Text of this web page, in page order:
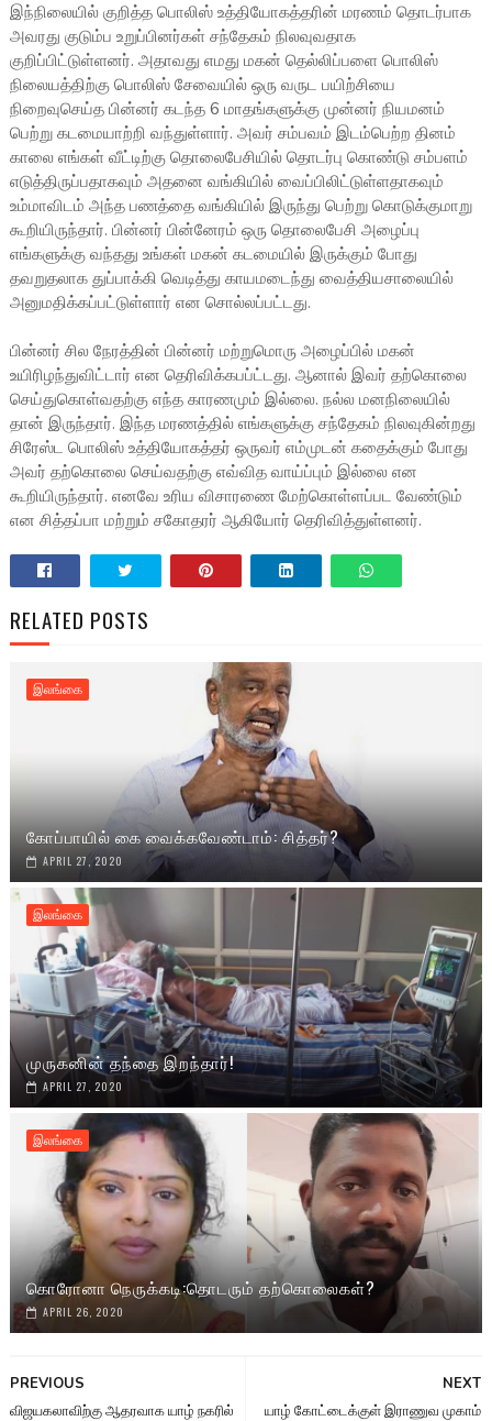
இந்நிலையில் குறித்த பொலிஸ் உத்தியோகத்தரின் மரணம் தொடர்பாக
அவரது குடும்ப உறுப்பினர்கள் சந்தேகம் நிலவுவதாக
குறிப்பிட்டுள்ளனர். அதாவது எமது மகன் தெல்லிப்பளை பொலிஸ்
நிலையத்திற்கு பொலிஸ் சேவையில் ஒரு வருட பயிற்சியை
நிறைவுசெய்த பின்னர் கடந்த 6 மாதங்களுக்கு முன்னர் நியமனம்
பெற்று கடமையாற்றி வந்துள்ளார். அவர் சம்பவம் இடம்பெற்ற தினம்
காலை எங்கள் வீட்டிற்கு தொலைபேசியில் தொடர்பு கொண்டு சம்பளம்
எடுத்திருப்பதாகவும் அதனை வங்கியில் வைப்பிலிட்டுள்ளதாகவும்
உம்மாவிடம் அந்த பணத்தை வங்கியில் இருந்து பெற்று கொடுக்குமாறு
கூறியிருந்தார். பின்னர் பின்னேரம் ஒரு தொலைபேசி அழைப்பு
எங்களுக்கு வந்தது உங்கள் மகன் கடமையில் இருக்கும் போது
தவறுதலாக துப்பாக்கி வெடித்து காயமடைந்து வைத்தியசாலையில்
அனுமதிக்கப்பட்டுள்ளார் என சொல்லப்பட்டது.
பின்னர் சில நேரத்தின் பின்னர் மற்றுமொரு அழைப்பில் மகன்
உயிரிழந்துவிட்டார் என தெரிவிக்கபப்ட்டது. ஆனால் இவர் தற்கொலை
செய்துகொள்வதற்கு எந்த காரணமும் இல்லை. நல்ல மனநிலையில்
தான் இருந்தார். இந்த மரணத்தில் எங்களுக்கு சந்தேகம் நிலவுகின்றது
சிரேஸ்ட பொலிஸ் உத்தியோகத்தர் ஒருவர் எம்முடன் கதைக்கும் போது
அவர் தற்கொலை செய்வதற்கு எவ்வித வாய்ப்பும் இல்லை என
கூறியிருந்தார். எனவே உரிய விசாரணை மேற்கொள்ளப்பட வேண்டும்
என சித்தப்பா மற்றும் சகோதரர் ஆகியோர் தெரிவித்துள்ளனர்.
RELATED POSTS
இலங்கை
கோப்பாயில் கை வைக்கவேண்டாம்: சித்தர்?
APRIL 27, 2020
இலங்கை
முருகனின் தந்தை இறந்தார்!
APRIL 27, 2020
இலங்கை
கொரோனா நெருக்கடி:தொடரும் தற்கொலைகள்?
APRIL 26, 2020
NEXT
யாழ் கோட்டைக்குள் இராணுவ முகாம்
PREVIOUS
விஜயகலாவிற்கு ஆதரவாக யாழ் நகரில்